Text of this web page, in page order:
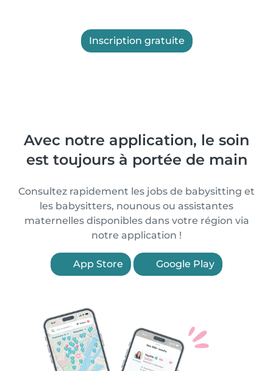
Inscription gratuite
Avec notre application, le soin
est toujours à portée de main
Consultez rapidement les jobs de babysitting et
les babysitters, nounous ou assistantes
maternelles disponibles dans votre région via
notre application !
App Store Google Play